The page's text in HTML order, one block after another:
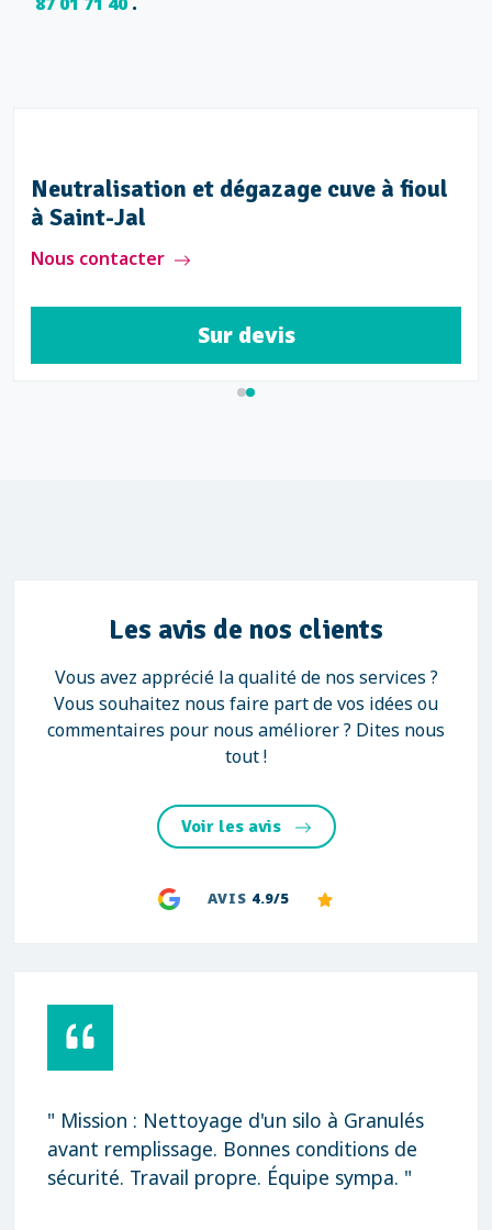
Neutralisation et dégazage cuve à fioul
à Saint-Jal
Nous contacter
Sur devis
Les avis de nos clients
Vous avez apprécié la qualité de nos services ?
Vous souhaitez nous faire part de vos idées ou
commentaires pour nous améliorer ? Dites nous
tout !
Voir les avis
AVIS 4.9/5
" Mission : Nettoyage d'un silo à Granulés
avant remplissage. Bonnes conditions de
sécurité. Travail propre. Équipe sympa. "